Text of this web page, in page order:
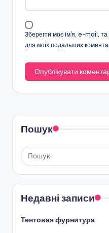
Зберегти моє ім'я, e-mail, та
для моїх подальших
Пошук
Недавні записи
Тентовая фурнитура